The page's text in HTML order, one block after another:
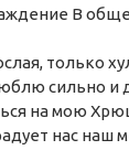
В
только
сильно и
на мою
нас наш